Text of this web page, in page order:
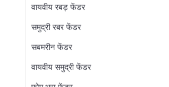
वायवीय रबड़ फेंडर
समुद्री रबर फेंडर
सबमरीन फेंडर
वायवीय समुद्री फेंडर